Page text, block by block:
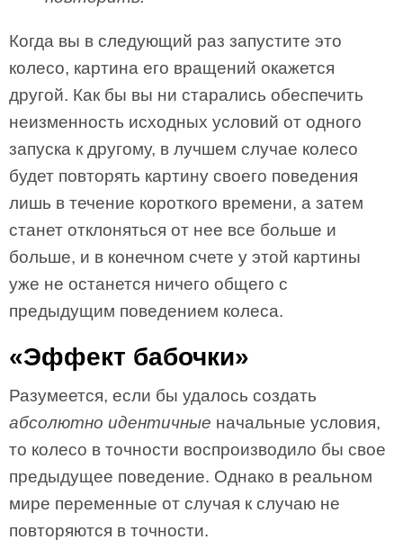
Когда вы в следующий раз запустите это
колесо, картина его вращений окажется
другой. Как бы вы ни старались обеспечить
неизменность исходных условий от одного
запуска к другому, в лучшем случае колесо
будет повторять картину своего поведения
лишь в течение короткого времени, а затем
станет отклоняться от нее все больше и
больше, и в конечном счете у этой картины
уже не останется ничего общего с
предыдущим поведением колеса.
«Эффект бабочки»
Разумеется, если бы удалось создать
абсолютно идентичные начальные условия,
то колесо в точности воспроизводило бы свое
предыдущее поведение. Однако в реальном
мире переменные от случая к случаю не
повторяются в точности.